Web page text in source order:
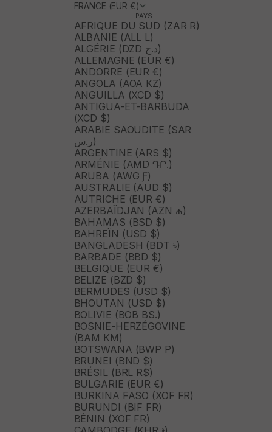
FRANCE (EUR €)
PAYS
AFRIQUE DU SUD (ZAR R)
ALBANIE (ALL L)
ALGÉRIE (DZD د.ج)
ALLEMAGNE (EUR €)
ANDORRE (EUR €)
ANGOLA (AOA KZ)
ANGUILLA (XCD $)
ANTIGUA-ET-BARBUDA
(XCD $)
ARABIE SAOUDITE (SAR
ر.س)
ARGENTINE (ARS $)
ARMÉNIE (AMD ԴՐ.)
ARUBA (AWG Ƒ)
AUSTRALIE (AUD $)
AUTRICHE (EUR €)
AZERBAÏDJAN (AZN ₼)
BAHAMAS (BSD $)
BAHREÏN (USD $)
BANGLADESH (BDT ৳)
BARBADE (BBD $)
BELGIQUE (EUR €)
BELIZE (BZD $)
BERMUDES (USD $)
BHOUTAN (USD $)
BOLIVIE (BOB BS.)
BOSNIE-HERZÉGOVINE
(BAM КМ)
BOTSWANA (BWP P)
BRUNEI (BND $)
BRÉSIL (BRL R$)
BULGARIE (EUR €)
BURKINA FASO (XOF FR)
BURUNDI (BIF FR)
BÉNIN (XOF FR)